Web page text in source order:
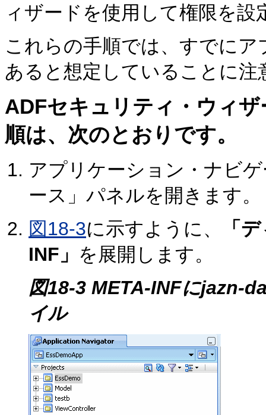
ィザードを使用して権限を
これらの手順では、すでに
あると想定していることに注
ADFセキュリティ・ウィ
順は、次のとおりです。
アプリケーション・ナビ
ース」パネルを開きます。
図18-3に示すように、
「
INF」 を展開します。
図18-3 META-INFにjazn-
イル